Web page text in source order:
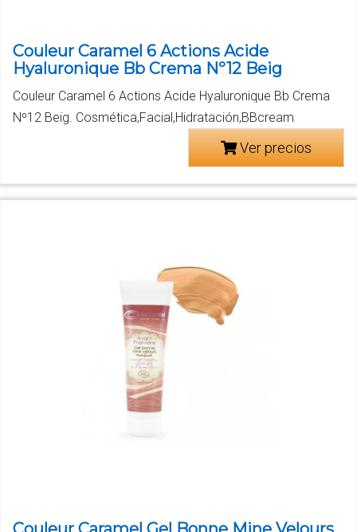
Couleur Caramel 6 Actions Acide
Hyaluronique Bb Crema Nº12 Beig
Couleur Caramel 6 Actions Acide Hyaluronique Bb Crema
Nº12 Beig. Cosmética,Facial,Hidratación,BBcream
Ver precios